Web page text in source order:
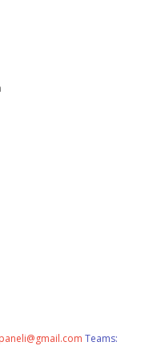
Teams: